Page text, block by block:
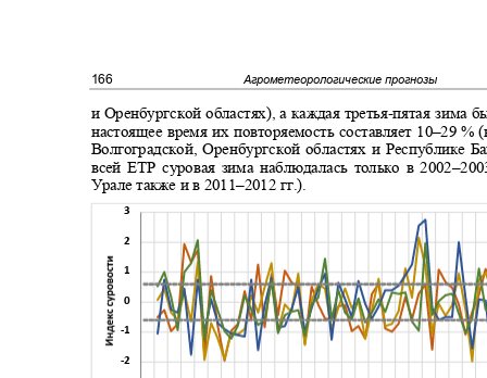
166 Агрометеорологические прогнозы
и Оренбургской областях), а каждая третья-пятая зима
настоящее время их повторяемость составляет 10–29 %
Волгоградской, Оренбургской областях и Республике
всей ЕТР суровая зима наблюдалась только в 2002
Урале также и в 2011–2012 гг.).
3
2
1
0
-1
-2